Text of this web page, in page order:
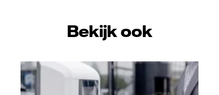
Bekijk ook
Vattenfall/Jorrit Lousberg